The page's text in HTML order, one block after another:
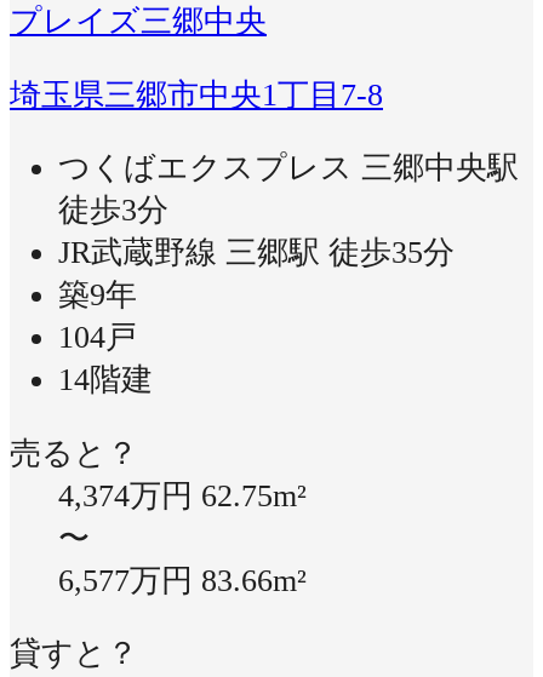
プレイズ三郷中央
埼玉県三郷市中央1丁目7-8
つくばエクスプレス 三郷中央駅
徒歩3分
JR武蔵野線 三郷駅 徒歩35分
築9年
104戸
14階建
売ると？
4,374万円 62.75m²
〜
6,577万円 83.66m²
貸すと？